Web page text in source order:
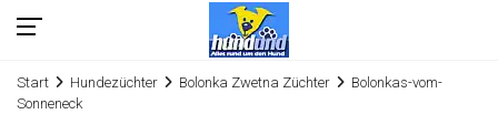
Start Hundezüchter Bolonka Zwetna Züchter
Bolonkas-vom-
Sonneneck